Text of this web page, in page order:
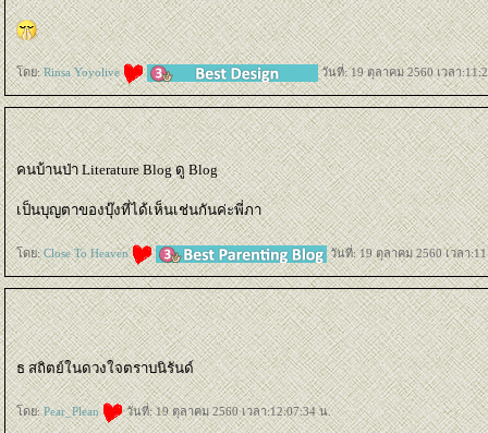
ดย:Rinsa Yoyolive วันที่: 19 ตุลาคม 2560 เวลา
คนบ้านป่า Literature Blog ดู Blog
เป็นบุญตาของบุ๊งที่ได้เห็นเช่นกันค่ะพี่ภา
ดย:Close To Heaven วันที่: 19 ตุลาคม 2560 เวลา
ธ สถิตย์ในดวงใจตราบนิรันด์
ดย:Pear_Plean วันที่: 19 ตุลาคม 2560 เวลา:12:07:34 น.